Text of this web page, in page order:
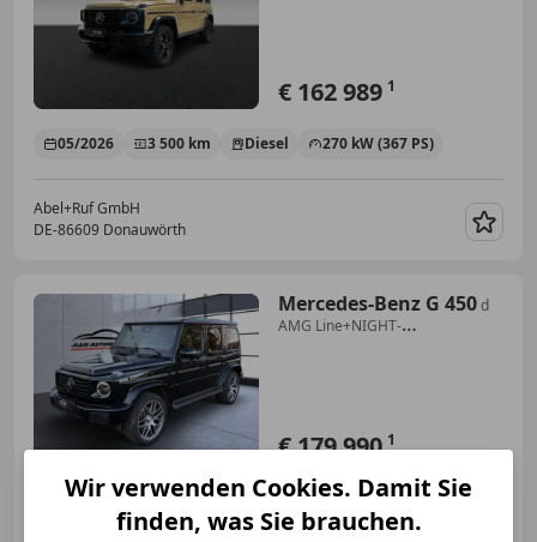
€ 162 989 1
05/2026 3 500 km Diesel 270 kW (367 PS)
Abel+Ruf GmbH
DE-86609 Donauwörth
Mercedes-Benz G 450d
AMG Line+NIGHT-
€ 179 990 1
06/2025 9 000 km Diesel 270 kW (367 PS)
Wir verwenden Cookies. Damit Sie
finden, was Sie brauchen.